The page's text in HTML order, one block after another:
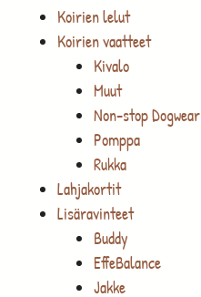
Koirien lelut
Koirien vaatteet
Kivalo
Muut
Non-stop Dogwear
Pomppa
Rukka
Lahjakortit
Lisäravinteet
Buddy
EffeBalance
Jakke